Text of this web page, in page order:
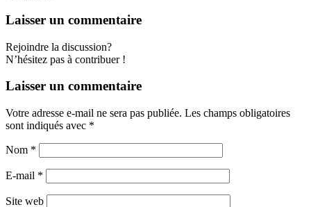
Laisser un commentaire
Rejoindre la discussion?
N’hésitez pas à contribuer !
Laisser un commentaire
Votre adresse e-mail ne sera pas publiée. Les champs obligatoires
sont indiqués avec *
Nom *
E-mail *
Site web